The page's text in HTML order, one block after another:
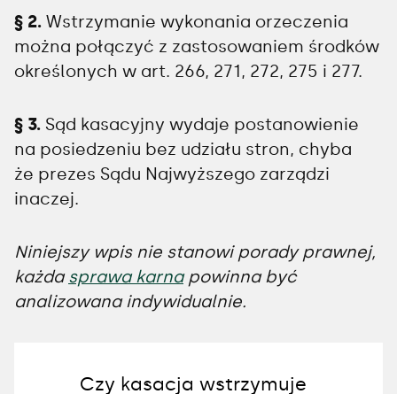
§ 2. Wstrzymanie wykonania orzeczenia
można połączyć z zastosowaniem środków
określonych w art. 266, 271, 272, 275 i 277.
§ 3. Sąd kasacyjny wydaje postanowienie
na posiedzeniu bez udziału stron, chyba
że prezes Sądu Najwyższego zarządzi
inaczej.
Niniejszy wpis nie stanowi porady prawnej,
każdasprawa karnapowinna być
analizowana indywidualnie.
Czy kasacja wstrzymuje